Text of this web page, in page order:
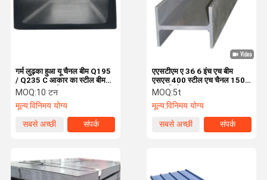
एएसटीएम ए 36 6 इंच एच बीम
एसएस 400 स्टील एच चैनल 150 *
150 मिमी 252 * 252 450 एस
275
MOQ:5t
मूल्य:विनिमय योग्य
सबसे अच्छी
संपर्क
गर्म लुढ़का हुआ यू चैनल बीम Q195
/ Q235 C आकार का स्टील बीम
प्रसंस्करण भागों
MOQ:10 टन
मूल्य:विनिमय योग्य
सबसे अच्छी
संपर्क